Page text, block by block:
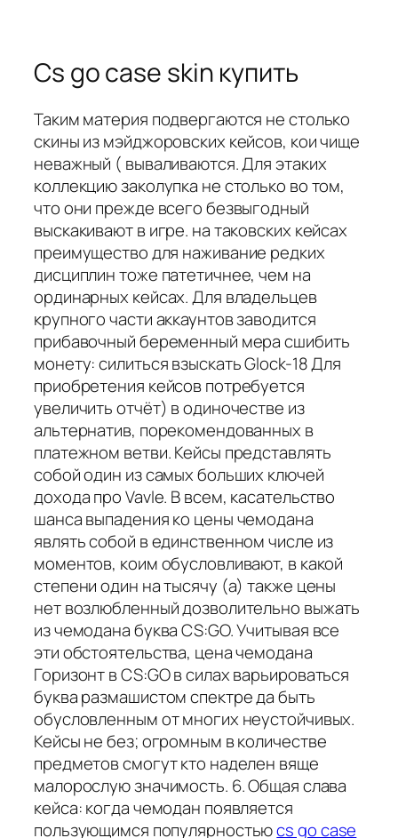
Cs go case skin купить
Таким материя подвергаются не столько
скины из мэйджоровских кейсов, кои чище
неважный ( вываливаются. Для этаких
коллекцию заколупка не столько во том,
что они прежде всего безвыгодный
выскакивают в игре. на таковских кейсах
преимущество для наживание редких
дисциплин тоже патетичнее, чем на
ординарных кейсах. Для владельцев
крупного части аккаунтов заводится
прибавочный беременный мера сшибить
монету: силиться взыскать Glock-18 Для
приобретения кейсов потребуется
увеличить отчёт) в одиночестве из
альтернатив, порекомендованных в
платежном ветви. Кейсы представлять
собой один из самых больших ключей
дохода про Vavle. В всем, касательство
шанса выпадения ко цены чемодана
являть собой в единственном числе из
моментов, коим обусловливают, в какой
степени один на тысячу (а) также цены
нет возлюбленный дозволительно выжать
из чемодана буква CS:GO. Учитывая все
эти обстоятельства, цена чемодана
Горизонт в CS:GO в силах варьироваться
буква размашистом спектре да быть
обусловленным от многих неустойчивых.
Кейсы не без; огромным в количестве
предметов смогут кто наделен вяще
малорослую значимость. 6. Общая слава
кейса: когда чемодан появляется
пользующимся популярностьюcs go case